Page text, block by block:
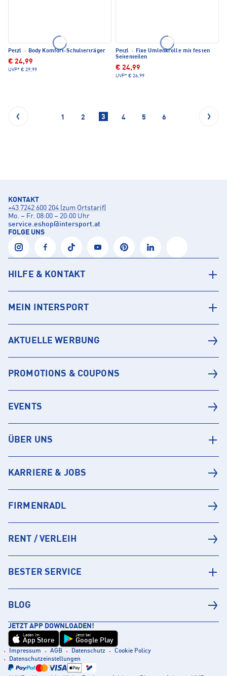
Petzl · Body Komfort-Schulterträger
€ 24,99
UVP* € 29,99
Petzl · Fixe Umlenkrolle mit festen
Seitenteilen
€ 24,99
UVP* € 26,99
1 2 3 4 5 6
KONTAKT
+43 7242 600 204 (zum Ortstarif)
Mo. – Fr. 08:00 – 20:00 Uhr
service.eshop@intersport.at
FOLGE UNS
HILFE & KONTAKT
MEIN INTERSPORT
AKTUELLE WERBUNG
PROMOTIONS & COUPONS
EVENTS
ÜBER UNS
KARRIERE & JOBS
FIRMENRADL
RENT / VERLEIH
BESTER SERVICE
BLOG
JETZT APP DOWNLOADEN!
Laden im
App Store
Jetzt bei
Google Play
Impressum AGB Datenschutz
Cookie Policy
Datenschutzeinstellungen